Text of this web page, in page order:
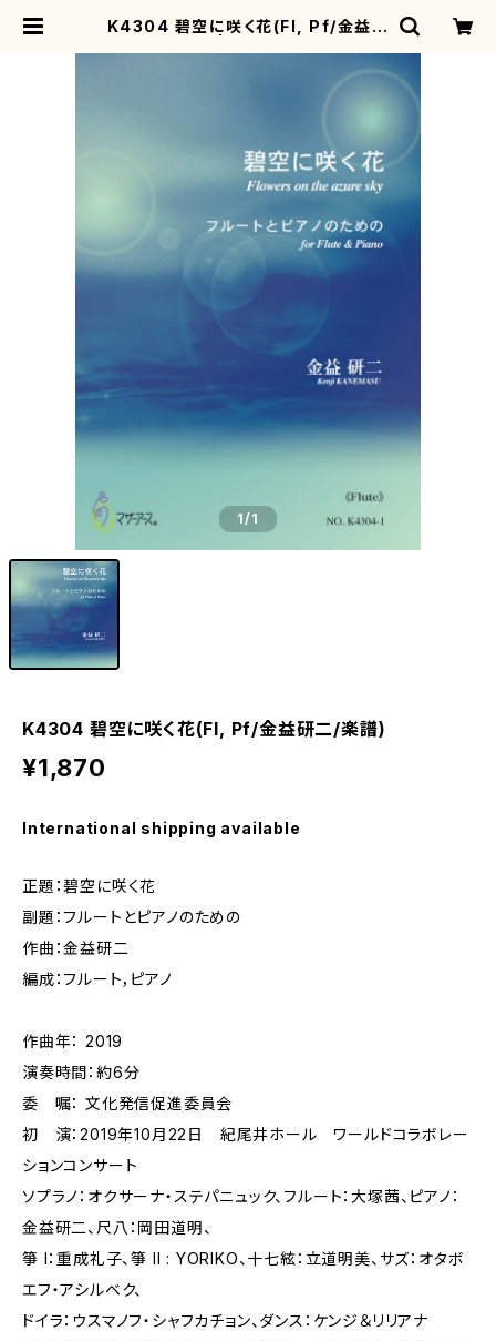
K4304 碧空に咲く花(Fl, Pf/金益研
1/1
K4304 碧空に咲く花(Fl, Pf/金益研二/楽譜)
¥1,870
International shipping available
正題：碧空に咲く花
副題：フルートとピアノのための
作曲：金益研二
編成：フルート，ピアノ
作曲年： 2019
演奏時間：約6分
委 嘱： 文化発信促進委員会
初 演：2019年10月22日 紀尾井ホール ワールドコラボレー
ションコンサート
ソプラノ：オクサーナ・ステパニュック、フルート：大塚茜、ピアノ：
金益研二、尺八：岡田道明、
箏 I：重成礼子、箏 II : YORIKO、十七絃：立道明美、サズ：オタボ
エフ・アシルベク、
ドイラ：ウスマノフ・シャフカチョン、ダンス：ケンジ＆リリアナ